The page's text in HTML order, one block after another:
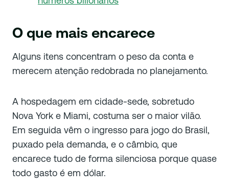
O que mais encarece
Alguns itens concentram o peso da conta e
merecem atenção redobrada no planejamento.
A hospedagem em cidade-sede, sobretudo
Nova York e Miami, costuma ser o maior vilão.
Em seguida vêm o ingresso para jogo do Brasil,
puxado pela demanda, e o câmbio, que
encarece tudo de forma silenciosa porque quase
todo gasto é em dólar.